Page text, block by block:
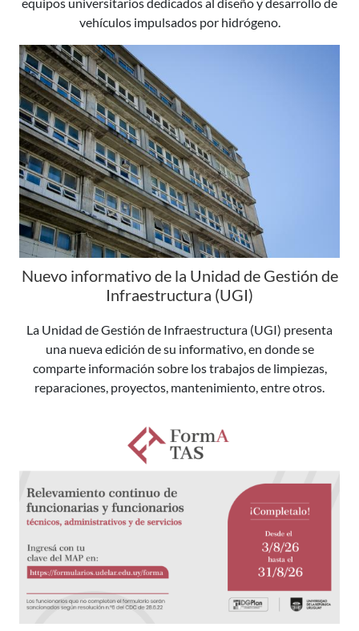
vehículos impulsados por hidrógeno.
Nuevo informativo de la Unidad de Gestión de
Infraestructura (UGI)
La Unidad de Gestión de Infraestructura (UGI) presenta
una nueva edición de su informativo, en donde se
comparte información sobre los trabajos de limpiezas,
reparaciones, proyectos, mantenimiento, entre otros.